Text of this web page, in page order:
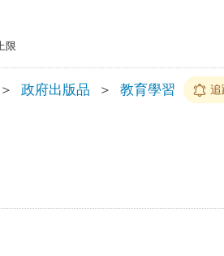
限
＞ 政府出版品 ＞ 教育學習 追